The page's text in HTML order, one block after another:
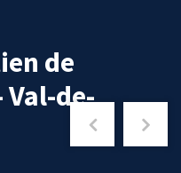
de
Val-de-